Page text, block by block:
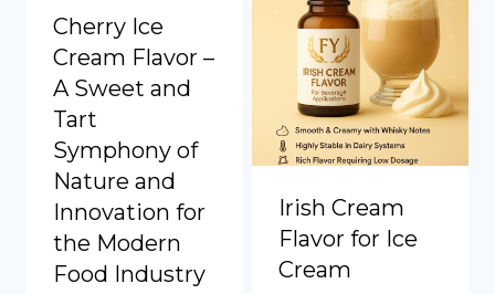
Cherry Ice
Cream Flavor –
A Sweet and
Tart
Symphony of
Nature and
Innovation for
the Modern
Food Industry
Irish Cream
Flavor for Ice
Cream
Arabic
Spanish (Venezuela)
Kazakh
Spanish (Argentina)
Kyrgyz
Uzbek
Vietnamese